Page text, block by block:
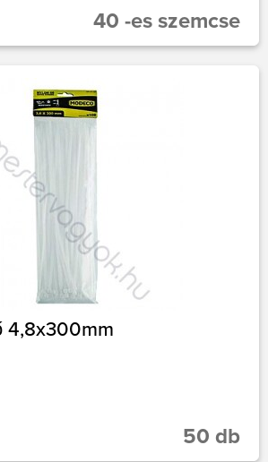
40 -es szemcse
4,8x300mm
50 db